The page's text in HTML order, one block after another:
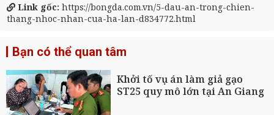
Link gốc: https://bongda.com.vn/5-dau-an-trong-chien-
thang-nhoc-nhan-cua-ha-lan-d834772.html
Bạn có thể quan tâm
Khởi tố vụ án làm giả gạo
ST25 quy mô lớn tại An Giang